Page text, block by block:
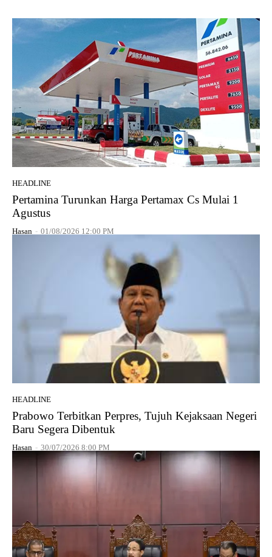
HEADLINE
Pertamina Turunkan Harga Pertamax Cs Mulai 1
Agustus
Hasan - 01/08/2026 12:00 PM
HEADLINE
Prabowo Terbitkan Perpres, Tujuh Kejaksaan Negeri
Baru Segera Dibentuk
Hasan - 30/07/2026 8:00 PM